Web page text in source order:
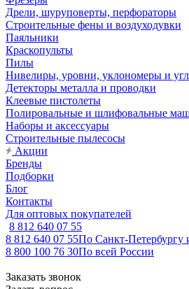
Дрели, шуруповерты, перфораторы
Строительные фены и воздуходувки
Паяльники
Краскопульты
Пилы
Нивелиры, уровни, уклономеры и
Детекторы металла и проводки
Клеевые пистолеты
Полировальные и шлифовальные
Наборы и аксессуары
Строительные пылесосы
Акции
Бренды
Подборки
Блог
Контакты
Для оптовых покупателей
8 812 640 07 55
8 812 640 07 55По Санкт-
8 800 100 76 30По всей России
Заказать звонок